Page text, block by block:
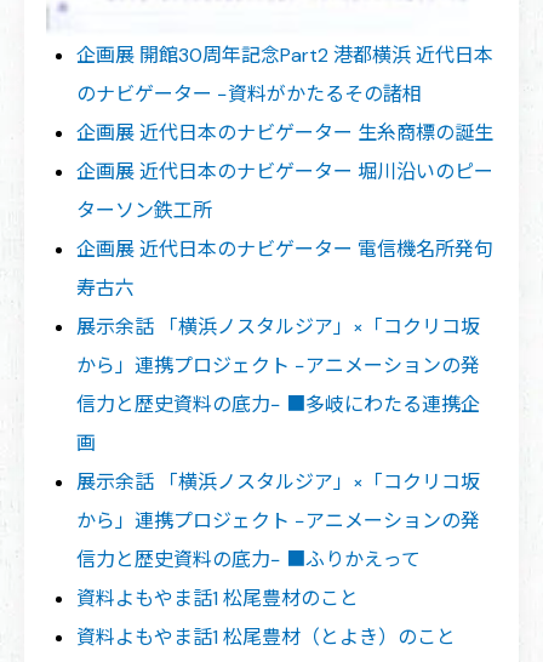
企画展 開館30周年記念Part2 港都横浜 近代日本
のナビゲーター −資料がかたるその諸相
企画展 近代日本のナビゲーター 生糸商標の誕生
企画展 近代日本のナビゲーター 堀川沿いのピー
ターソン鉄工所
企画展 近代日本のナビゲーター 電信機名所発句
寿古六
展示余話 「横浜ノスタルジア」×「コクリコ坂
から」連携プロジェクト −アニメーションの発
信力と歴史資料の底力− ■多岐にわたる連携企
画
展示余話 「横浜ノスタルジア」×「コクリコ坂
から」連携プロジェクト −アニメーションの発
信力と歴史資料の底力− ■ふりかえって
資料よもやま話1 松尾豊材のこと
資料よもやま話1 松尾豊材（とよき）のこと